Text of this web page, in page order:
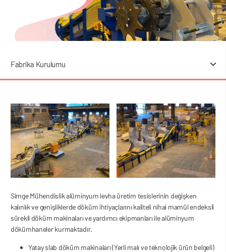
Fabrika Kurulumu
Simge Mühendislik alüminyum levha üretim tesislerinin değişken
kalınlık ve genişliklerde döküm ihtiyaçlarını kaliteli nihai mamül endeksli
sürekli döküm makinaları ve yardımcı ekipmanları ile alüminyum
dökümhaneler kurmaktadır.
Yatay slab döküm makinaları (Yerli malı ve teknolojik ürün belgeli)